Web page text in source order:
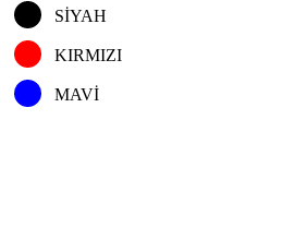
SİYAH
KIRMIZI
MAVİ